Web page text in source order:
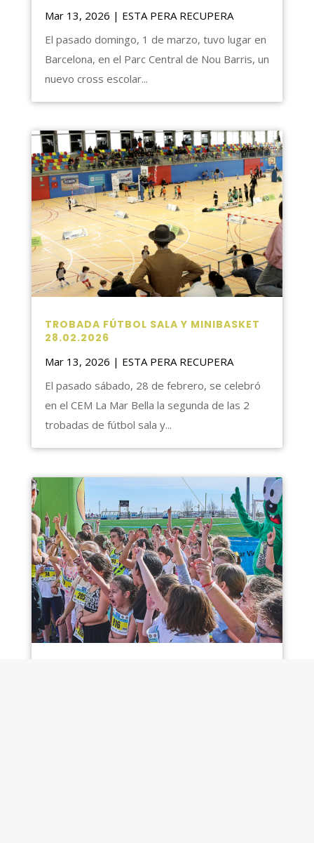
Mar 13, 2026 | ESTA PERA RECUPERA
El pasado domingo, 1 de marzo, tuvo lugar en
Barcelona, en el Parc Central de Nou Barris, un
nuevo cross escolar...
TROBADA FÚTBOL SALA Y MINIBASKET
28.02.2026
Mar 13, 2026 | ESTA PERA RECUPERA
El pasado sábado, 28 de febrero, se celebró
en el CEM La Mar Bella la segunda de las 2
trobadas de fútbol sala y...